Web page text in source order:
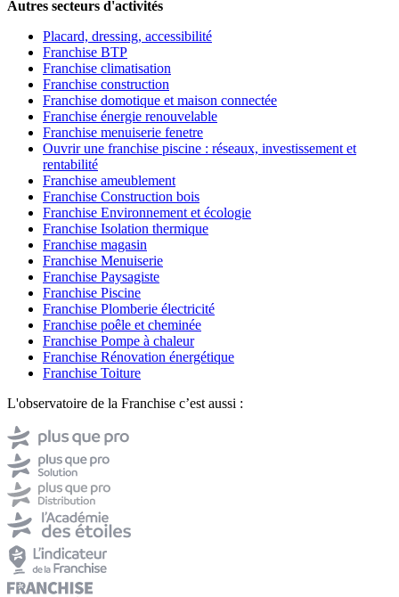
Autres secteurs d'activités
Placard, dressing, accessibilité
Franchise BTP
Franchise climatisation
Franchise construction
Franchise domotique et maison connectée
Franchise énergie renouvelable
Franchise menuiserie fenetre
Ouvrir une franchise piscine : réseaux, investissement et
rentabilité
Franchise ameublement
Franchise Construction bois
Franchise Environnement et écologie
Franchise Isolation thermique
Franchise magasin
Franchise Menuiserie
Franchise Paysagiste
Franchise Piscine
Franchise Plomberie électricité
Franchise poêle et cheminée
Franchise Pompe à chaleur
Franchise Rénovation énergétique
Franchise Toiture
L'observatoire de la Franchise c’est aussi :